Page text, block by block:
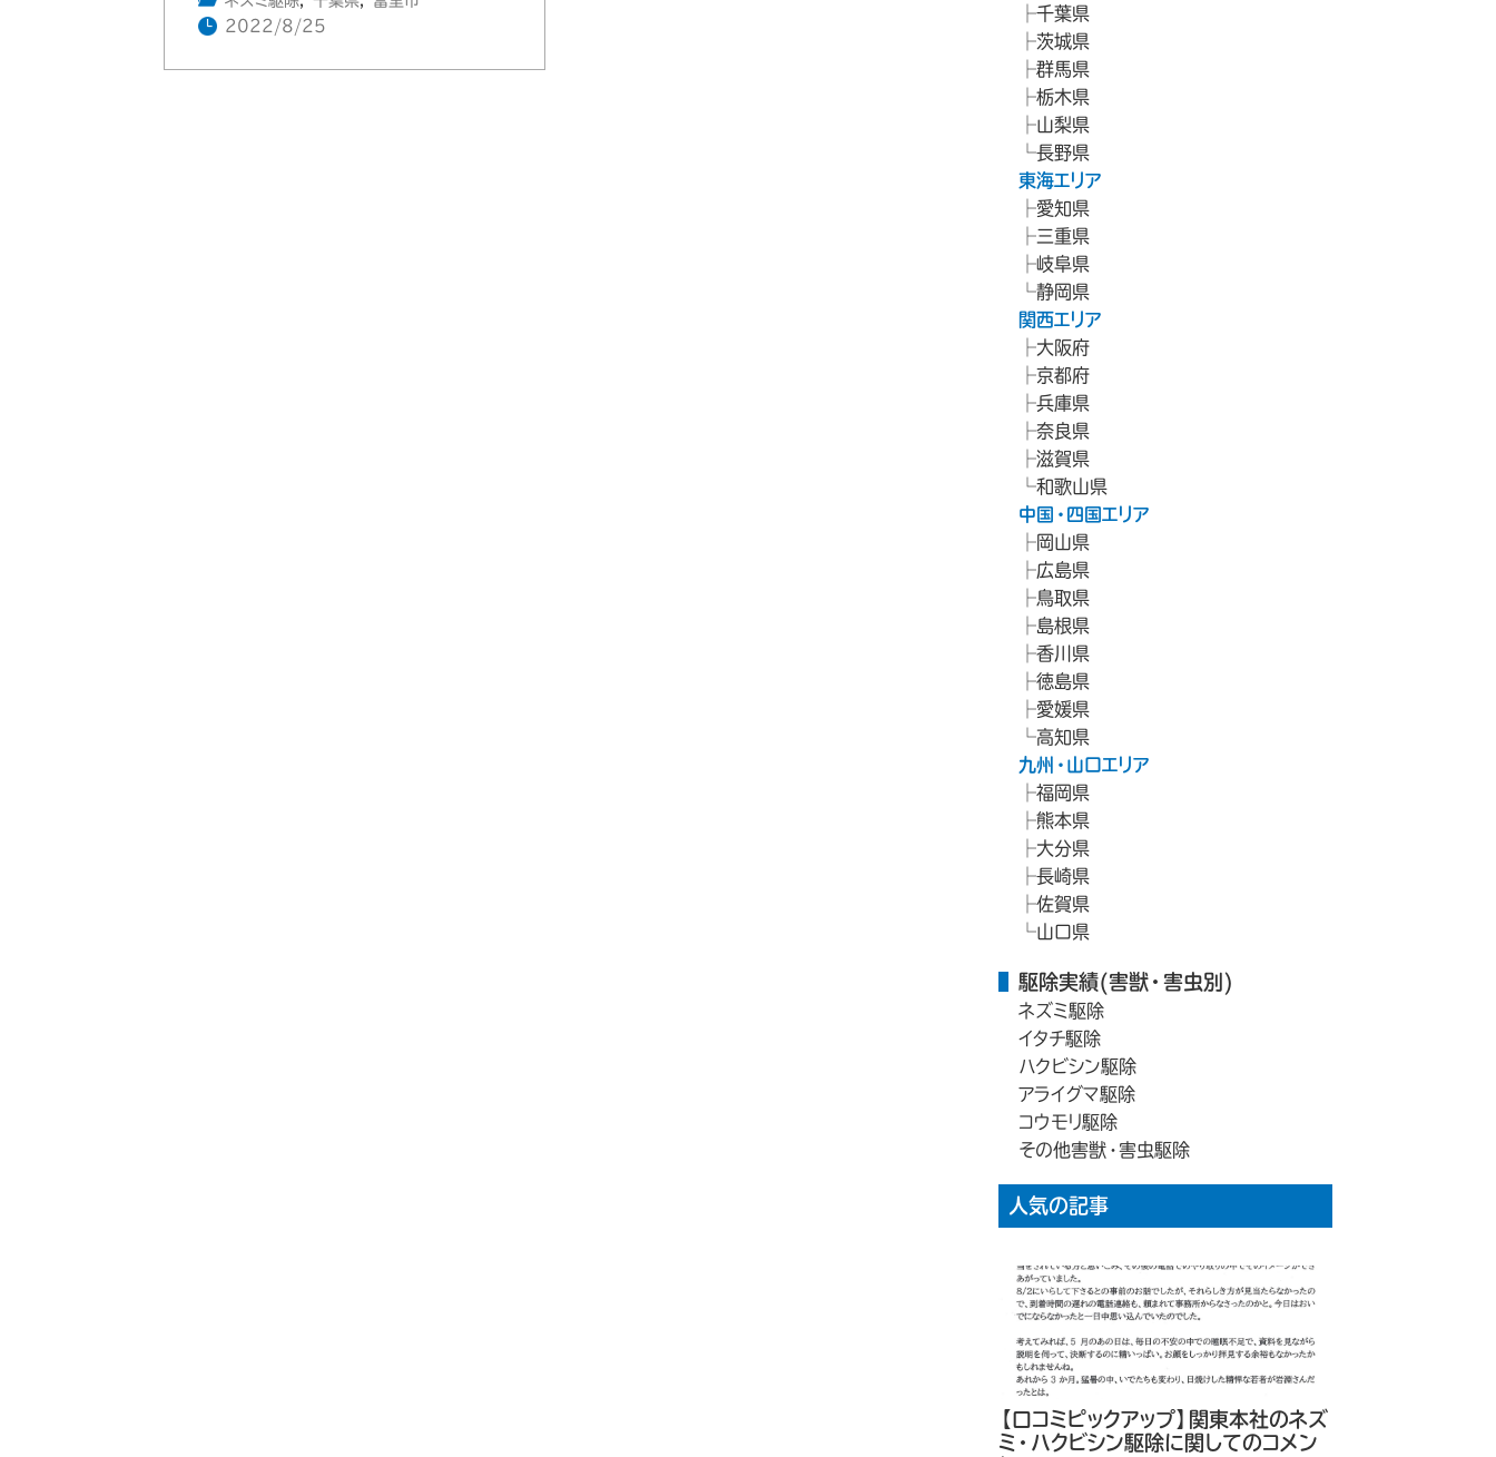
2022/8/25
千葉県
茨城県
群馬県
栃木県
山梨県
長野県
東海エリア
愛知県
三重県
岐阜県
静岡県
関西エリア
大阪府
京都府
兵庫県
奈良県
滋賀県
和歌山県
中国・四国エリア
岡山県
広島県
鳥取県
島根県
香川県
徳島県
愛媛県
高知県
九州・山口エリア
福岡県
熊本県
大分県
長崎県
佐賀県
山口県
駆除実績(害獣・害虫別)
ネズミ駆除
イタチ駆除
ハクビシン駆除
アライグマ駆除
コウモリ駆除
その他害獣・害虫駆除
人気の記事
【口コミピックアップ】関東本社のネズ
ミ・ハクビシン駆除に関してのコメン